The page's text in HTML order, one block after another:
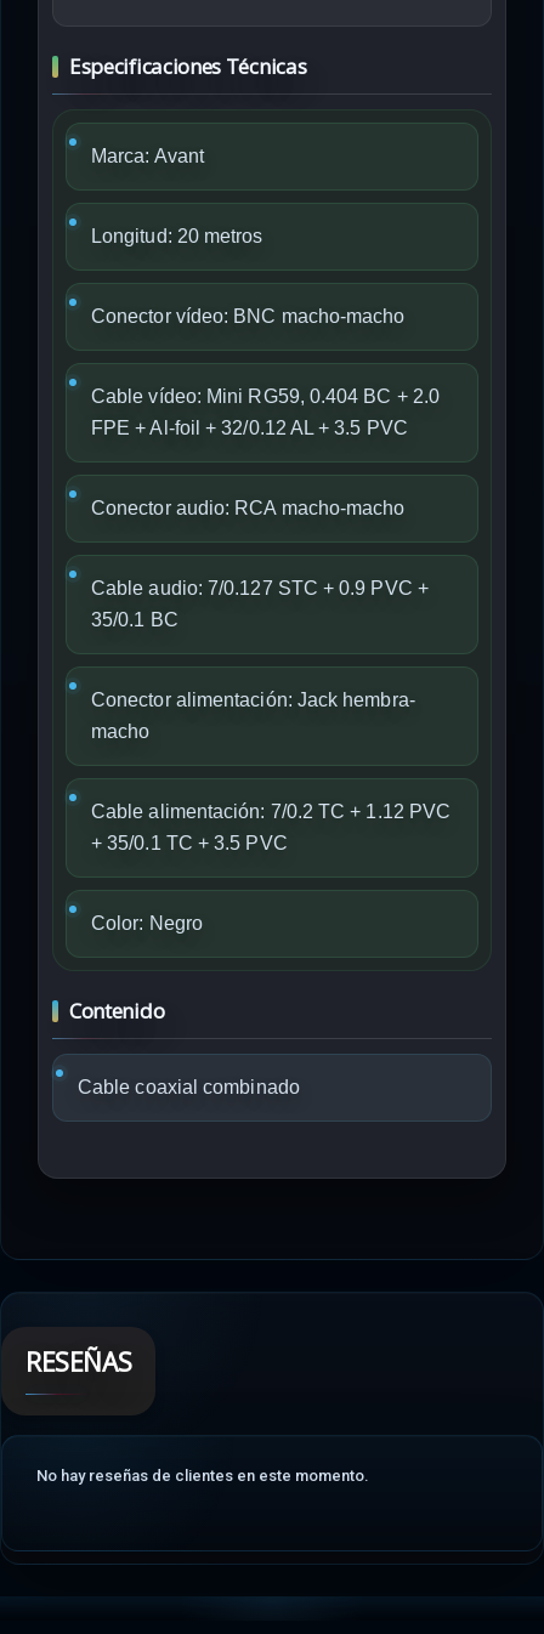
Especificaciones Técnicas
Marca: Avant
Longitud: 20 metros
Conector vídeo: BNC macho-macho
Cable vídeo: Mini RG59, 0.404 BC + 2.0
FPE + Al-foil + 32/0.12 AL + 3.5 PVC
Conector audio: RCA macho-macho
Cable audio: 7/0.127 STC + 0.9 PVC +
35/0.1 BC
Conector alimentación: Jack hembra-
macho
Cable alimentación: 7/0.2 TC + 1.12 PVC
+ 35/0.1 TC + 3.5 PVC
Color: Negro
Contenido
Cable coaxial combinado
RESEÑAS
No hay reseñas de clientes en este momento.